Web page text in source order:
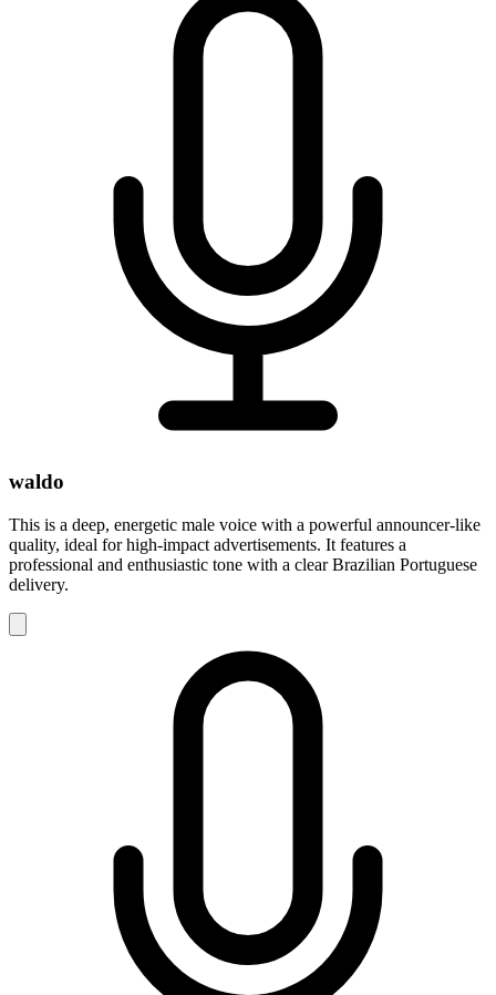
waldo
This is a deep, energetic male voice with a powerful announcer-like
quality, ideal for high-impact advertisements. It features a
professional and enthusiastic tone with a clear Brazilian Portuguese
delivery.